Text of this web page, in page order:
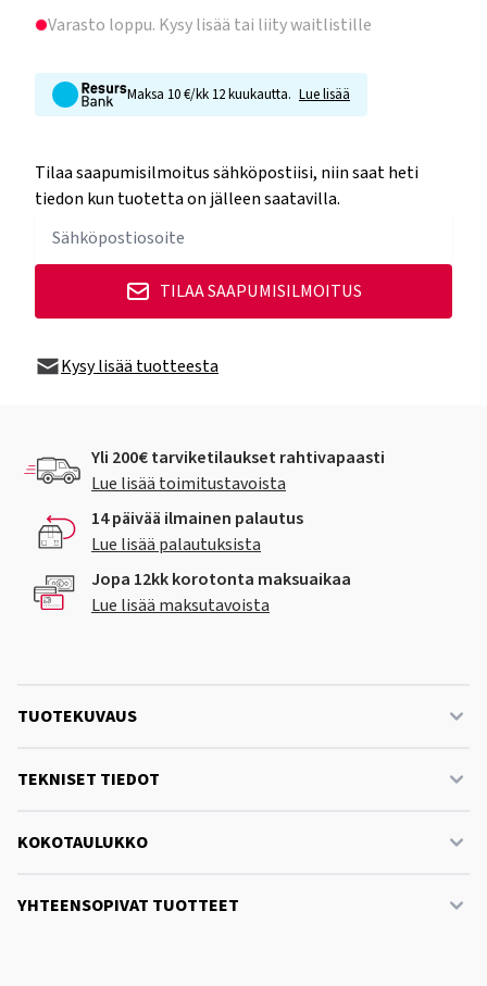
Varasto loppu. Kysy lisää tai liity waitlistille
Maksa 10 €/kk 12 kuukautta. Lue lisää
Tilaa saapumisilmoitus sähköpostiisi, niin saat heti
tiedon kun tuotetta on jälleen saatavilla.
TILAA SAAPUMISILMOITUS
Kysy lisää tuotteesta
Yli 200€ tarviketilaukset rahtivapaasti
Lue lisää toimitustavoista
14 päivää ilmainen palautus
Lue lisää palautuksista
Jopa 12kk korotonta maksuaikaa
Lue lisää maksutavoista
TUOTEKUVAUS
TEKNISET TIEDOT
KOKOTAULUKKO
YHTEENSOPIVAT TUOTTEET